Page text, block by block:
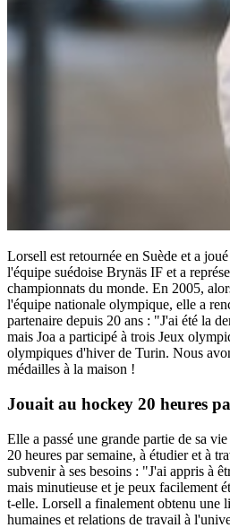
Lorsell est retournée en Suède et a
l'équipe suédoise Brynäs IF et a
championnats du monde. En 2005,
l'équipe nationale olympique, elle a
partenaire depuis 20 ans : "J'ai été la
mais Joa a participé à trois Jeux
olympiques d'hiver de Turin. Nous
médailles à la maison !
Jouait au hockey 20 heures
Elle a passé une grande partie de sa
20 heures par semaine, à étudier et à
subvenir à ses besoins : "J'ai appris à
mais minutieuse et je peux facilement
t-elle. Lorsell a finalement obtenu une
humaines et relations de travail à